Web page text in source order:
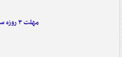
مهلت ۳ روزه سازمان بورس به هلدینگ خلیج فارس